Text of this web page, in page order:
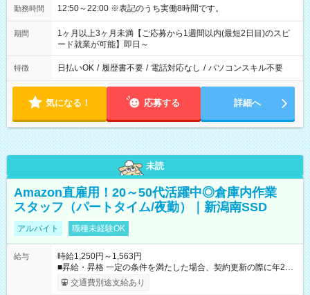
勤務時間 12:50～22:00 ※表記のうち実働8時間です。
期間
1ヶ月以上3ヶ月未満【ご応募から1週間以内(最短2日目)のスピ
ード就業が可能】即日～
特徴 日払いOK / 履歴書不要 / 電話対応なし / パソコンスキル不要
気になる！ 応募する 詳細へ
未読
Amazon直雇用！20～50代活躍中◎倉庫内作業
スタッフ（パートタイム/夜勤）｜新潟南SSD
アルバイト 職種未経験OK
給与
時給1,250円～1,563円
■昇給・昇格 一定の条件を満たした場合、契約更新の際に年2回
まで昇給の機会があります。 ■正社員登用制度あり ※月末締/翌
月25日支払い ※時間外手当、別途支給 ※深夜割増賃金 (22:00～
交通費別途支給あり